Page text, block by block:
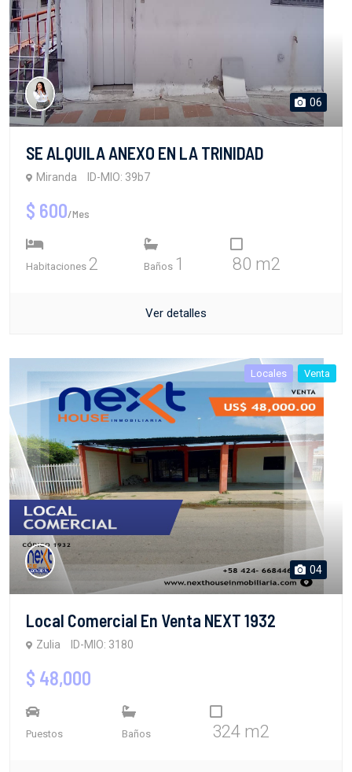
06
SE ALQUILA ANEXO EN LA TRINIDAD
Miranda ID-MIO: 39b7
$ 600/Mes
Habitaciones 2 Baños 1 80 m2
Ver detalles
Locales Venta
04
Local Comercial En Venta NEXT 1932
Zulia ID-MIO: 3180
$ 48,000
Puestos Baños 324 m2